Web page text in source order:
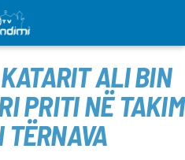
ALI BIN
PRITI NË TAKIM
TËRNAVA